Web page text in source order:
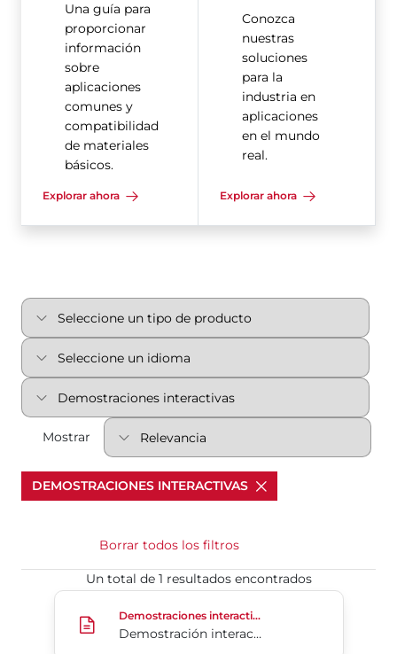
Una guía para
proporcionar
información
sobre
aplicaciones
comunes y
compatibilidad
de materiales
básicos.
Explorar ahora
Conozca
nuestras
soluciones
para la
industria en
aplicaciones
en el mundo
real.
Explorar ahora
Mostrar
DEMOSTRACIONES INTERACTIVAS
Borrar todos los filtros
Un total de 1 resultados encontrados
Demostración interactiva de S98
Demostraciones interactivas
Demostración interactiva de S98